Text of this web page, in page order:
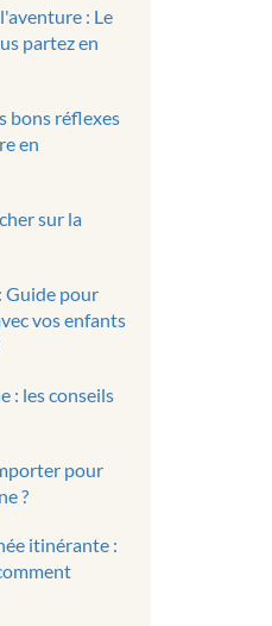
: Le
partez en
bons réflexes
en
sur la
Guide pour
vos enfants
: les conseils
pour
?
itinérante :